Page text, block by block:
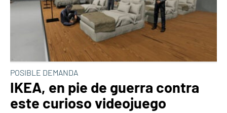
POSIBLE DEMANDA
IKEA, en pie de guerra contra
este curioso videojuego